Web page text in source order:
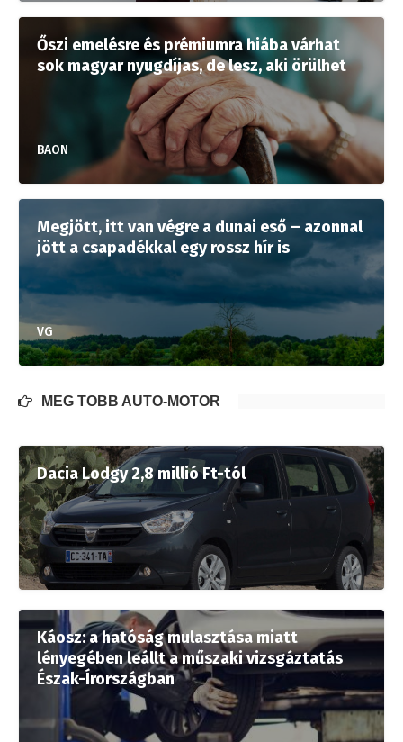
Őszi emelésre és prémiumra hiába várhat
sok magyar nyugdíjas, de lesz, aki örülhet
BAON
Megjött, itt van végre a dunai eső – azonnal
jött a csapadékkal egy rossz hír is
VG
MÉG TÖBB AUTÓ-MOTOR
Dacia Lodgy 2,8 millió Ft-tól
Káosz: a hatóság mulasztása miatt
lényegében leállt a műszaki vizsgáztatás
Észak-Írországban